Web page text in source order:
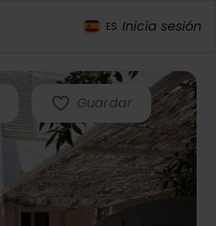
ES Inicia sesión
Guardar